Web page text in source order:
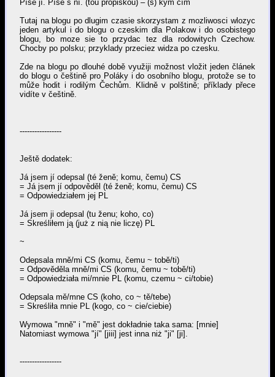
Píše jí. Píše s ní. (tou propiskou) – (s) kým čím
Tutaj na blogu po dlugim czasie skorzystam z mozliwosci wlozyc
jeden artykul i do blogu o czeskim dla Polakow i do osobistego
blogu, bo moze sie to przydac tez dla rodowitych Czechow.
Chocby po polsku; przyklady przeciez widza po czesku.
Zde na blogu po dlouhé době využiji možnost vložit jeden článek
do blogu o češtině pro Poláky i do osobního blogu, protože se to
může hodit i rodilým Čechům. Klidně v polštině; příklady přece
vidíte v češtině.
-----------------
Ještě dodatek:
Já jsem jí odepsal (té ženě; komu, čemu) CS
= Já jsem jí odpověděl (té ženě; komu, čemu) CS
= Odpowiedziałem jej PL
Já jsem ji odepsal (tu ženu; koho, co)
= Skreśliłem ją (już z nią nie liczę) PL
~
Odepsala mně/mi CS (komu, čemu ~ tobě/ti)
= Odpověděla mně/mi CS (komu, čemu ~ tobě/ti)
= Odpowiedziała mi/mnie PL (komu, czemu ~ ci/tobie)
Odepsala mě/mne CS (koho, co ~ tě/tebe)
= Skreśliła mnie PL (kogo, co ~ cie/ciebie)
Wymowa "mně" i "mě" jest dokładnie taka sama: [mnie]
Natomiast wymowa "jí" [jiii] jest inna niż "ji" [ji].
-----------------